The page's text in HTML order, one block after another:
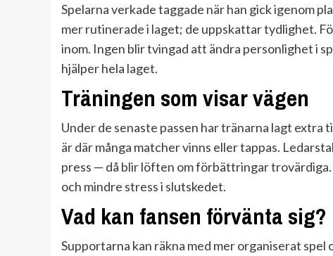
Spelarna verkade taggade när han gick igenom
mer rutinerade i laget; de uppskattar tydlighet.
inom. Ingen blir tvingad att ändra personlighet i
hjälper hela laget.
Träningen som visar vägen
Under de senaste passen har tränarna lagt extra
är där många matcher vinns eller tappas.
press — då blir löften om förbättringar
och mindre stress i slutskedet.
Vad kan fansen förvänta sig?
Supportarna kan räkna med mer organiserat